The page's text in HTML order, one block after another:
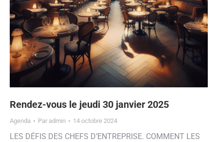
Rendez-vous le jeudi 30 janvier 2025
Agenda Par admin 14 octobre 2024
LES DÉFIS DES CHEFS D’ENTREPRISE. COMMENT LES